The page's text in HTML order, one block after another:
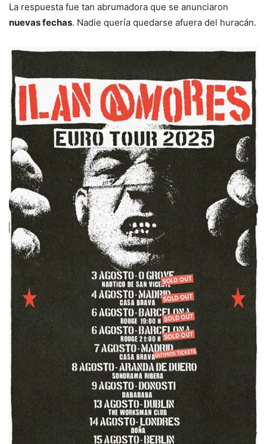
La respuesta fue tan abrumadora que se anunciaron
nuevas fechas. Nadie quería quedarse afuera del huracán.